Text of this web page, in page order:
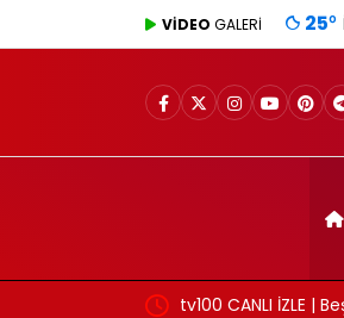
VİDEO GALERİ 25°
tv100 CANLI İZLE |